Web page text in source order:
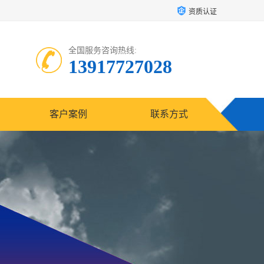
资质认证
全国服务咨询热线:
13917727028
客户案例 联系方式